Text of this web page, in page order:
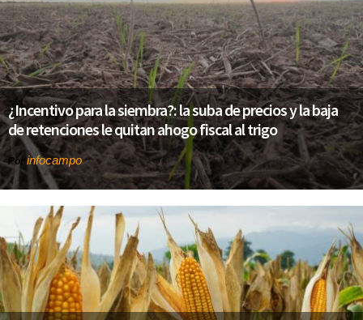
¿Incentivo para la siembra?: la suba de precios y la baja
de retenciones le quitan ahogo fiscal al trigo
Por infocampo